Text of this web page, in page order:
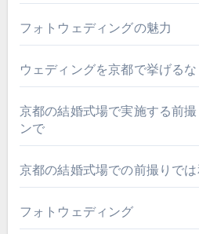
フォトウェディングの魅力
ウェディングを京都で挙げる
京都の結婚式場で実施する前
ンで
京都の結婚式場での前撮りで
フォトウェディング